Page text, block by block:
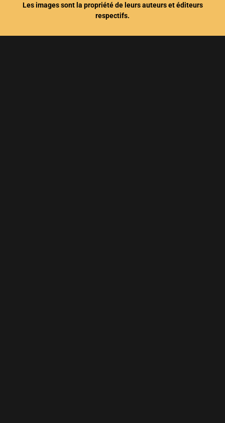
Les images sont la propriété de leurs auteurs et éditeurs
respectifs.